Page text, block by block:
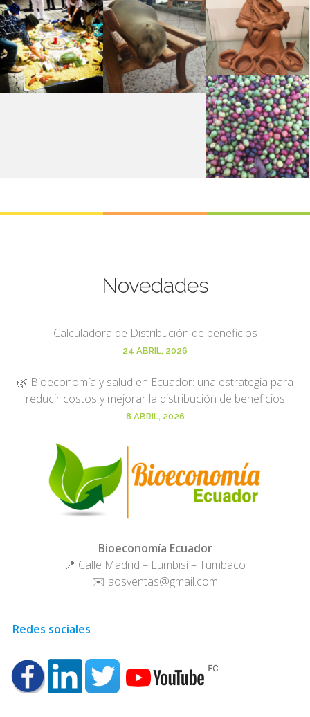
Novedades
Calculadora de Distribución de beneficios
24 ABRIL, 2026
🌿 Bioeconomía y salud en Ecuador: una estrategia para
reducir costos y mejorar la distribución de beneficios
8 ABRIL, 2026
Bioeconomía Ecuador
📍 Calle Madrid – Lumbisí – Tumbaco
✉️ aosventas@gmail.com
Redes sociales